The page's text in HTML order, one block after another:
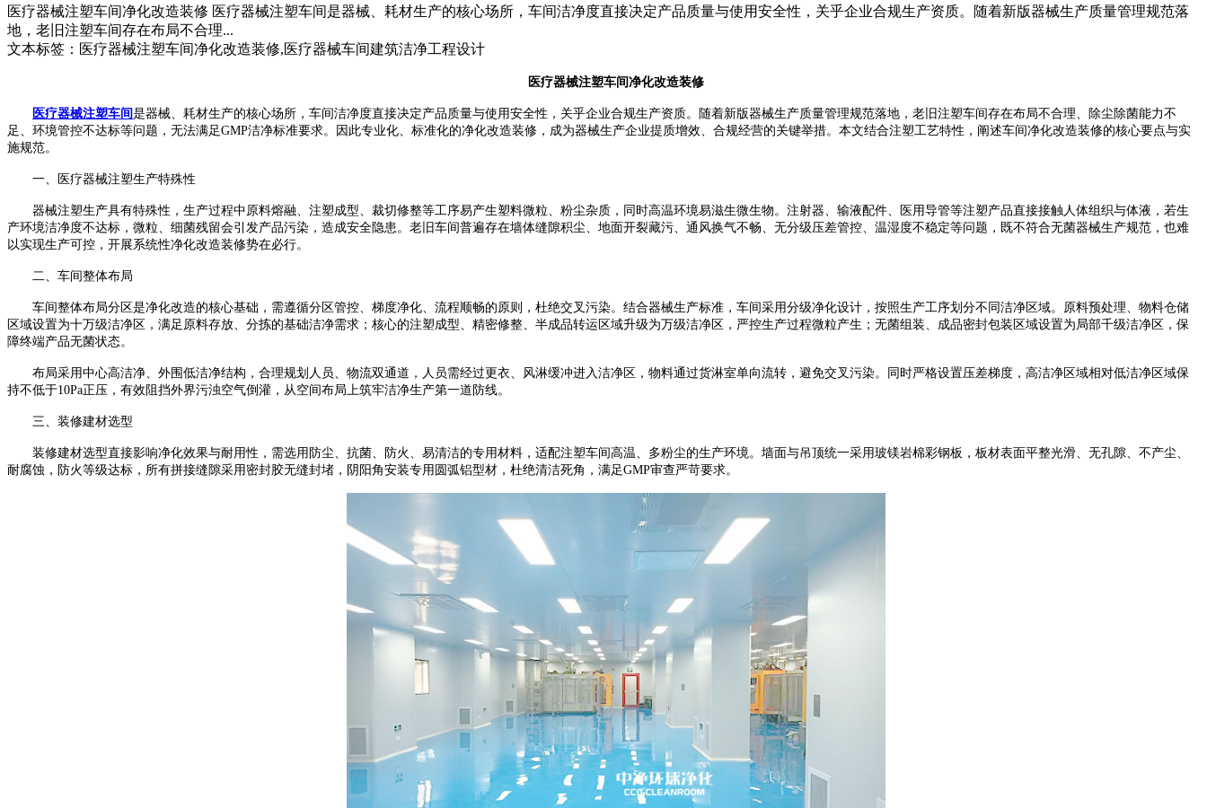
医疗器械注塑车间净化改造装修 医疗器械注塑车间是器械、耗材生产的核心场所，车间洁净度直接决定产品质量与使用安全性，关乎企业合规生产资质。随着新版器械生产质量管理规范落
地，老旧注塑车间存在布局不合理...
文本标签：医疗器械注塑车间净化改造装修,医疗器械车间建筑洁净工程设计
医疗器械注塑车间净化改造装修
医疗器械注塑车间是器械、耗材生产的核心场所，车间洁净度直接决定产品质量与使用安全性，关乎企业合规生产资质。随着新版器械生产质量管理规范落地，老旧注塑车间存在布局不合理、除尘除菌能力不
足、环境管控不达标等问题，无法满足GMP洁净标准要求。因此专业化、标准化的净化改造装修，成为器械生产企业提质增效、合规经营的关键举措。本文结合注塑工艺特性，阐述车间净化改造装修的核心要点与实
施规范。
一、医疗器械注塑生产特殊性
器械注塑生产具有特殊性，生产过程中原料熔融、注塑成型、裁切修整等工序易产生塑料微粒、粉尘杂质，同时高温环境易滋生微生物。注射器、输液配件、医用导管等注塑产品直接接触人体组织与体液，若生
产环境洁净度不达标，微粒、细菌残留会引发产品污染，造成安全隐患。老旧车间普遍存在墙体缝隙积尘、地面开裂藏污、通风换气不畅、无分级压差管控、温湿度不稳定等问题，既不符合无菌器械生产规范，也难
以实现生产可控，开展系统性净化改造装修势在必行。
二、车间整体布局
车间整体布局分区是净化改造的核心基础，需遵循分区管控、梯度净化、流程顺畅的原则，杜绝交叉污染。结合器械生产标准，车间采用分级净化设计，按照生产工序划分不同洁净区域。原料预处理、物料仓储
区域设置为十万级洁净区，满足原料存放、分拣的基础洁净需求；核心的注塑成型、精密修整、半成品转运区域升级为万级洁净区，严控生产过程微粒产生；无菌组装、成品密封包装区域设置为局部千级洁净区，保
障终端产品无菌状态。
布局采用中心高洁净、外围低洁净结构，合理规划人员、物流双通道，人员需经过更衣、风淋缓冲进入洁净区，物料通过货淋室单向流转，避免交叉污染。同时严格设置压差梯度，高洁净区域相对低洁净区域保
持不低于10Pa正压，有效阻挡外界污浊空气倒灌，从空间布局上筑牢洁净生产第一道防线。
三、装修建材选型
装修建材选型直接影响净化效果与耐用性，需选用防尘、抗菌、防火、易清洁的专用材料，适配注塑车间高温、多粉尘的生产环境。墙面与吊顶统一采用玻镁岩棉彩钢板，板材表面平整光滑、无孔隙、不产尘、
耐腐蚀，防火等级达标，所有拼接缝隙采用密封胶无缝封堵，阴阳角安装专用圆弧铝型材，杜绝清洁死角，满足GMP审查严苛要求。